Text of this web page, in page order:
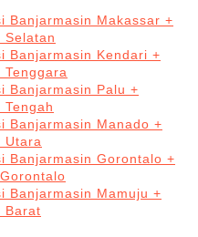
Banjarmasin Makassar +
Selatan
Banjarmasin Kendari +
Tenggara
Banjarmasin Palu +
Tengah
Banjarmasin Manado +
Utara
Banjarmasin Gorontalo +
Banjarmasin Mamuju +
Barat